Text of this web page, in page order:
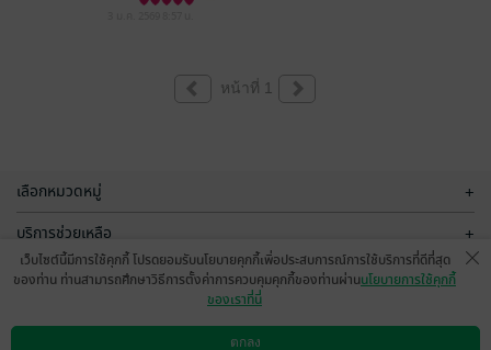
หน้าที่ 1
เลือกหมวดหมู่ +
บริการช่วยเหลือ +
เกี่ยวกับเรา
เว็บไซต์นี้มีการใช้คุกกี้ โปรดยอมรับนโยบายคุกกี้เพื่อประสบการณ์การใช้บริการที่ดีที่สุด
ของท่าน ท่านสามารถศึกษาวิธีการตั้งค่าการควบคุมคุกกี้ของท่านผ่านนโยบายการใช้คุกกี้
ของเราที่นี่
ตกลง